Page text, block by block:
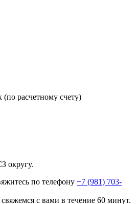
(по расчетному счету)
округу.
по телефону +7 (981) 703-
с вами в течение 60 минут.